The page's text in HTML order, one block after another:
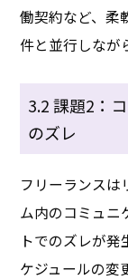
働契約など、柔
件と並行しなが
3.2 課題2：
のズレ
フリーランスは
ム内のコミュニ
トでのズレが
ケジュールの変